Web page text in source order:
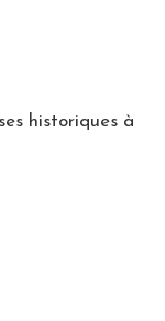
historiques à